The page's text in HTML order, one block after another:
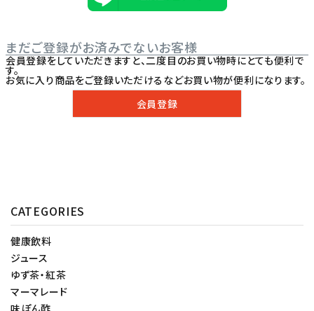
まだご登録がお済みでないお客様
会員登録をしていただきますと、二度目のお買い物時にとても便利で
す。
お気に入り商品をご登録いただけるなどお買い物が便利になります。
会員登録
CATEGORIES
健康飲料
ジュース
ゆず茶・紅茶
マーマレード